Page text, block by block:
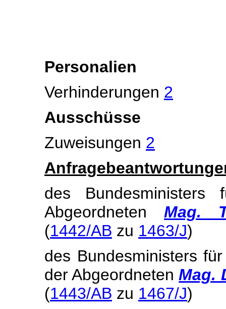
Personalien
Verhinderungen 2
Ausschüsse
Zuweisungen 2
des
Abgeordneten Mag.
(1442/AB zu 1463/J)
des Bundesministers
der AbgeordnetenMag.
(1443/AB zu 1467/J)